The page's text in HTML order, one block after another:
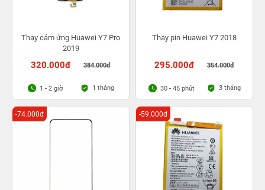
Thay cảm ứng Huawei Y7 Pro
2019
320.000đ 384.000đ
1 - 2 giờ 1 tháng
Thay pin Huawei Y7 2018
295.000đ 354.000đ
30 - 45 phút 3 tháng
-74.000đ -59.000đ